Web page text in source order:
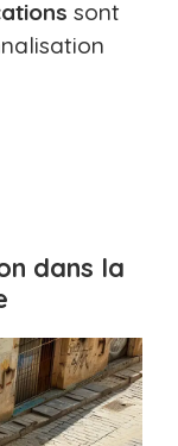
sont
dans la